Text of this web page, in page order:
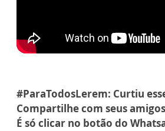
#ParaTodosLerem: Curtiu
Compartilhe com seus
É só clicar no botão do